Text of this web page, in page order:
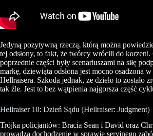
Jedyną pozytywną rzeczą, którą można
tej odsłony, to fakt, że twórcy wrócili do korzeni.
poprzednie części były scenariuszami na siłę
markę, dziewiąta odsłona jest mocno osadzona
Hellraisera. Szkoda jednak, że dzieło to zostało
tak źle. Jest to bez wątpienia najgorsza część
Hellraiser 10: Dzień Sądu (Hellraiser: Judgment)
Trójka policjantów: Bracia Sean i David oraz
prowadzą dochodzenie w sprawie seryjnego